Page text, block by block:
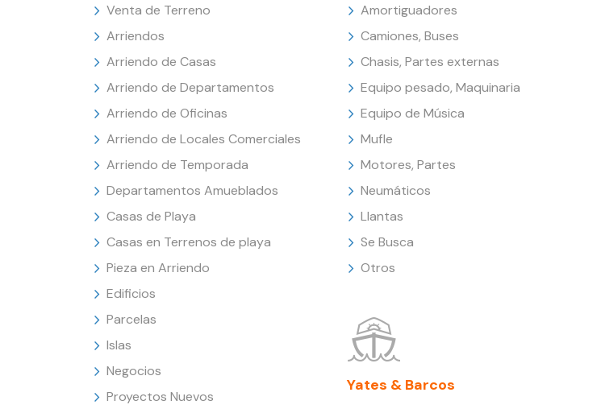
Venta de Terreno
Arriendos
Arriendo de Casas
Arriendo de Departamentos
Arriendo de Oficinas
Arriendo de Locales Comerciales
Arriendo de Temporada
Departamentos Amueblados
Casas de Playa
Casas en Terrenos de playa
Pieza en Arriendo
Edificios
Parcelas
Islas
Negocios
Proyectos Nuevos
Amortiguadores
Camiones, Buses
Chasis, Partes externas
Equipo pesado, Maquinaria
Equipo de Música
Mufle
Motores, Partes
Neumáticos
Llantas
Se Busca
Otros
Yates & Barcos